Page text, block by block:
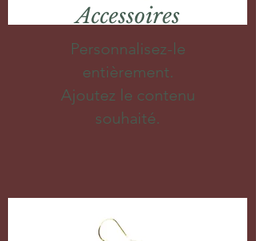
Accessoires
Personnalisez-le
entièrement.
Ajoutez le contenu
souhaité.